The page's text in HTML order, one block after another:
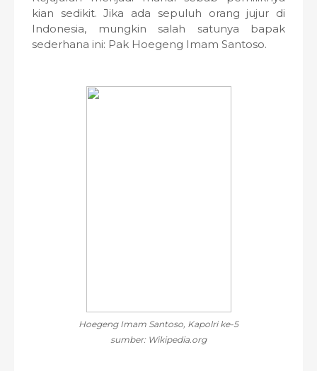
kian sedikit. Jika ada sepuluh orang jujur di
Indonesia, mungkin salah satunya bapak
sederhana ini: Pak Hoegeng Imam Santoso.
Hoegeng Imam Santoso, Kapolri ke-5
sumber: Wikipedia.org